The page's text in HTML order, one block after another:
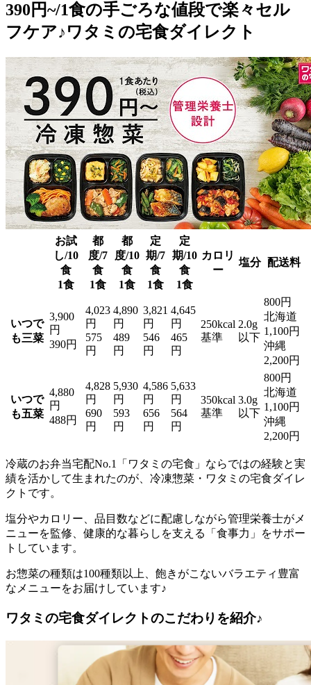
390円~/1食の手ごろな値段で楽々セル
フケア♪ワタミの宅食ダイレクト
お試
し/10
食
1食
都
度/7
食
1食
都
度/10
食
1食
定
期/7
食
1食
定
期/10
食
1食
カロリ
ー
塩分 配送料
いつで
も三菜
3,900
円
390円
4,023
円
575
円
4,890
円
489
円
3,821
円
546
円
4,645
円
465
円
250kcal
基準
2.0g
以下
800円
北海道
1,100円
沖縄
2,200円
いつで
も五菜
4,880
円
488円
4,828
円
690
円
5,930
円
593
円
4,586
円
656
円
5,633
円
564
円
350kcal
基準
3.0g
以下
800円
北海道
1,100円
沖縄
2,200円
冷蔵のお弁当宅配No.1「ワタミの宅食」ならではの経験と実
績を活かして生まれたのが、冷凍惣菜・ワタミの宅食ダイレ
クト です。
塩分やカロリー、品目数などに配慮しながら管理栄養士がメ
ニューを監修、健康的な暮らしを支える「食事力」をサポー
トしています。
お惣菜の種類は100種類以上、飽きがこないバラエティ豊富
なメニューをお届けしています♪
ワタミの宅食ダイレクトのこだわりを紹介♪